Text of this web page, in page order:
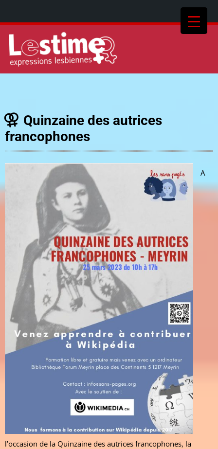
Quinzaine des autrices
francophones
A
l’occasion de la Quinzaine des autrices francophones, la